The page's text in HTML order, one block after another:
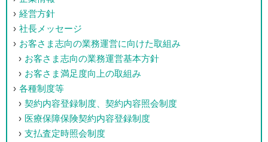
経営方針
社長メッセージ
お客さま志向の業務運営に向けた取組み
お客さま志向の業務運営基本方針
お客さま満足度向上の取組み
各種制度等
契約内容登録制度、契約内容照会制度
医療保障保険契約内容登録制度
支払査定時照会制度